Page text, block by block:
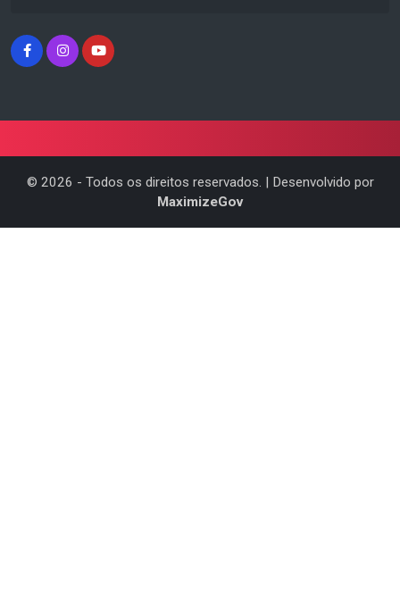
© 2026 - Todos os direitos reservados. | Desenvolvido por
MaximizeGov